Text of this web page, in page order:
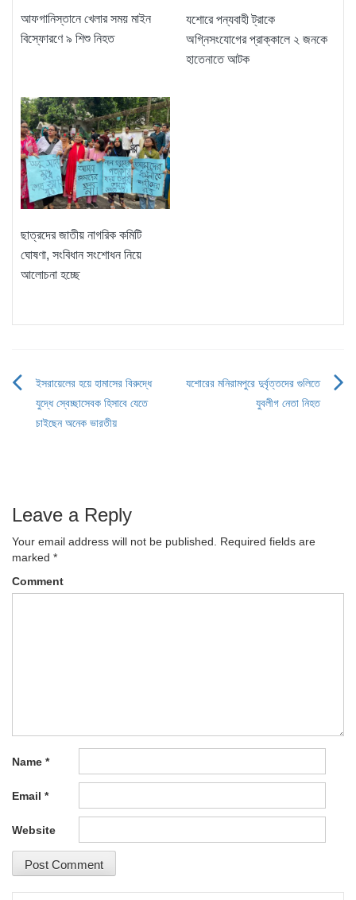
আফগানিস্তানে খেলার সময় মাইন
বিস্ফোরণে ৯ শিশু নিহত
যশোরে পন্যবাহী ট্রাকে
অগ্নিসংযোগের প্রাক্কালে ২ জনকে
হাতেনাতে আটক
ছাত্রদের জাতীয় নাগরিক কমিটি
ঘোষণা, সংবিধান সংশোধন নিয়ে
আলোচনা হচ্ছে
Post
navigation
ইসরায়েলের হয়ে হামাসের বিরুদ্ধে
যুদ্ধে স্বেচ্ছাসেবক হিসাবে যেতে
চাইছেন অনেক ভারতীয়
যশোরের মনিরামপুরে দুর্বৃত্তদের গুলিতে
যুবলীগ নেতা নিহত
Leave a Reply
Your email address will not be published. Required fields are
marked *
Comment
Name *
Email *
Website